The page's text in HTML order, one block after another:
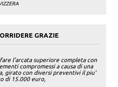
GRAZIE
l'arcata superiore completa con
compromessi a causa di una
girato con diversi preventivi il piu'
di 15.000 euro,